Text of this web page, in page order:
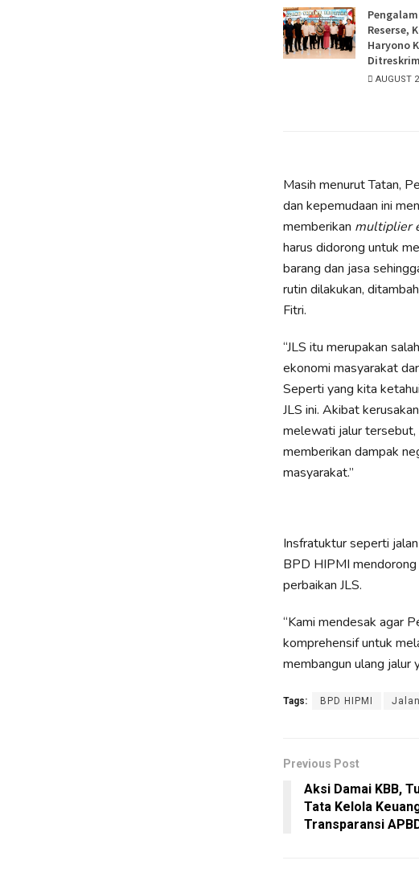
Reserse,
Haryono
AUGUST
Masih menurut Tatan,
dan kepemudaan ini
memberikan multiplier
harus didorong untuk
barang dan jasa
rutin dilakukan,
Fitri.
“JLS itu merupakan
ekonomi masyarakat
Seperti yang kita
JLS ini. Akibat
melewati jalur tersebut,
memberikan dampak
masyarakat.”
Insfratuktur seperti
BPD HIPMI
perbaikan JLS.
“Kami mendesak agar
komprehensif untuk
membangun ulang jalur
Tags: BPD HIPMI
Previous Post
Aksi Damai KBB,
Tata Kelola
Transparansi